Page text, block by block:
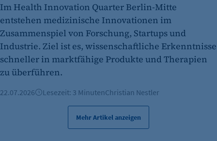
Im Health Innovation Quarter Berlin-Mitte
entstehen medizinische Innovationen im
Zusammenspiel von Forschung, Startups und
Industrie. Ziel ist es, wissenschaftliche Erkenntnisse
schneller in marktfähige Produkte und Therapien
zu überführen.
22.07.2026 Lesezeit: 3 MinutenChristian Nestler
Mehr Artikel anzeigen